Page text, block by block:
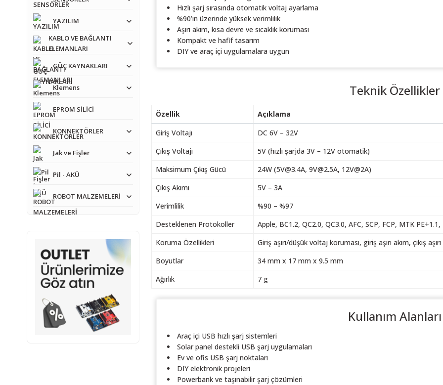
YAZILIM
KABLO VE BAĞLANTI
ELEMANLARI
GÜÇ KAYNAKLARI
Klemens
EPROM SİLİCİ
KONNEKTÖRLER
Jak ve Fişler
Pil - AKÜ
ROBOT MALZEMELERİ
Hızlı şarj sırasında otomatik voltaj ayarlama
%90’ın üzerinde yüksek verimlilik
Aşırı akım, kısa devre ve sıcaklık koruması
Kompakt ve hafif tasarım
DIY ve araç içi uygulamalara uygun
Teknik Özellikler
Özellik
Açıklama
Giriş Voltajı
DC 6V – 32V
Çıkış Voltajı
5V (hızlı şarjda 3V – 12V otomatik)
Maksimum Çıkış Gücü
24W (5V@3.4A, 9V@2.5A, 12V@2A)
Çıkış Akımı
5V – 3A
Verimlilik
%90 – %97
Desteklenen Protokoller
Apple, BC1.2, QC2.0, QC3.0, AFC, SCP, FCP, MTK
Koruma Özellikleri
Giriş aşırı/düşük voltaj koruması, giriş aşırı akım, çıkış
Boyutlar
34 mm x 17 mm x 9.5 mm
Ağırlık
7 g
Kullanım Alanları
Araç içi USB hızlı şarj sistemleri
Solar panel destekli USB şarj uygulamaları
Ev ve ofis USB şarj noktaları
DIY elektronik projeleri
Powerbank ve taşınabilir şarj çözümleri